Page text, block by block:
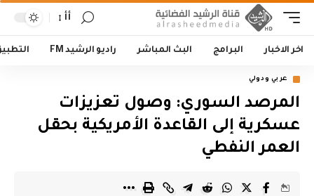
أأ
اخر الاخبار البرامج البث المباشر راديو الرشيد FM
عربي ودولي
المرصد السوري: وصول تعزيزات
عسكرية إلى القاعدة الأمريكية بحقل
العمر النفطي